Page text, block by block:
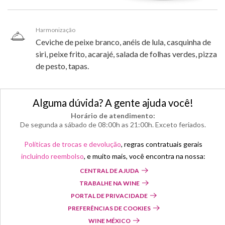
Harmonização
Ceviche de peixe branco, anéis de lula, casquinha de
siri, peixe frito, acarajé, salada de folhas verdes, pizza
de pesto, tapas.
Alguma dúvida? A gente ajuda você!
Horário de atendimento:
De segunda a sábado de 08:00h as 21:00h. Exceto feriados.
Políticas de trocas e devolução, regras contratuais gerais
incluindo reembolso, e muito mais, você encontra na nossa:
CENTRAL DE AJUDA
TRABALHE NA WINE
PORTAL DE PRIVACIDADE
PREFERÊNCIAS DE COOKIES
WINE MÉXICO